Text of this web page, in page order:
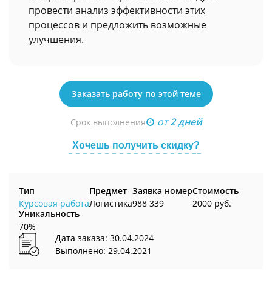
провести анализ эффективности этих
процессов и предложить возможные
улучшения.
Заказать работу по этой теме
Срок выполнения от2 дней
Хочешь получить скидку?
Тип
Курсовая работа
Предмет
Логистика
Заявка номер
988 339
Стоимость
2000 руб.
Уникальность
70%
Дата заказа: 30.04.2024
Выполнено: 29.04.2021